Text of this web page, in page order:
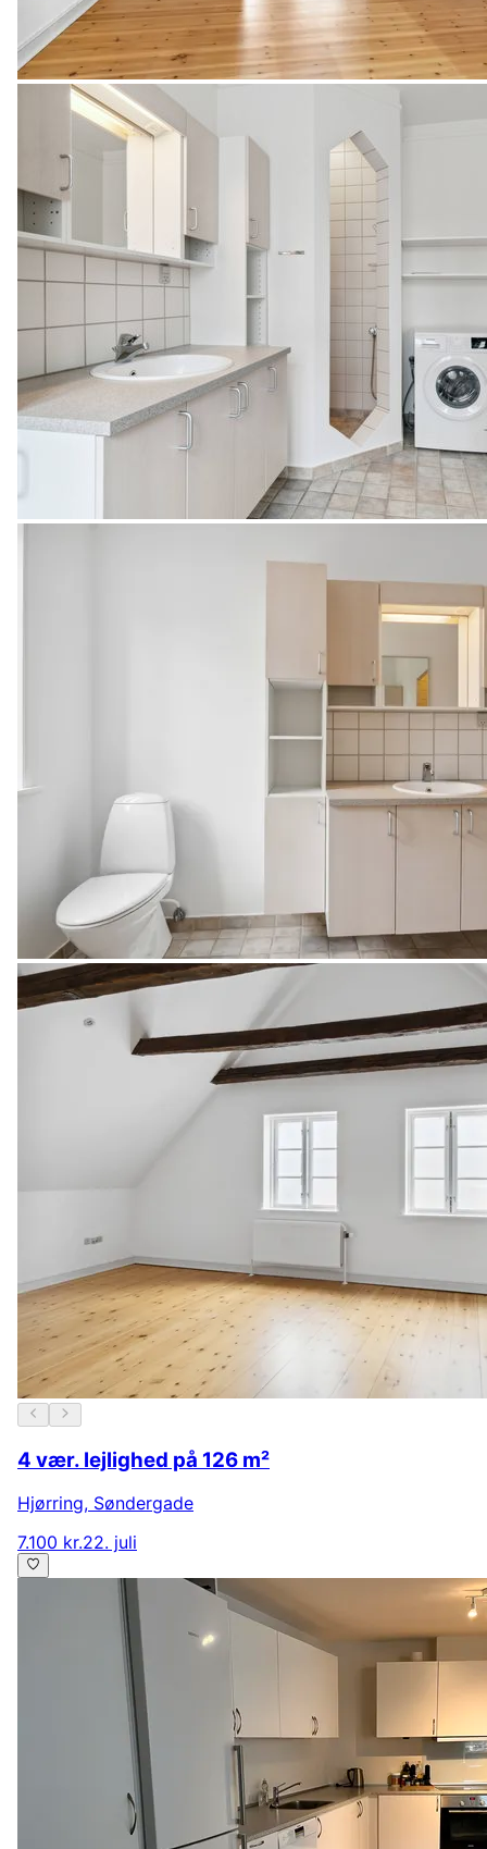
4 vær. lejlighed på 126 m²
Hjørring, Søndergade
7.100 kr.22. juli